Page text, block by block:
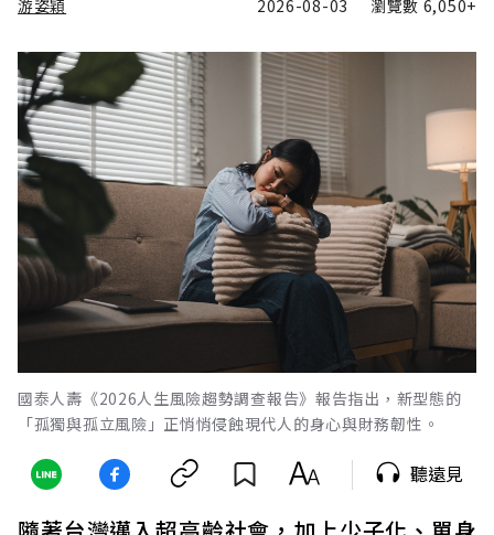
游姿穎 2026-08-03 瀏覽數 6,050+
國泰人壽《2026人生風險趨勢調查報告》報告指出，新型態的
「孤獨與孤立風險」正悄悄侵蝕現代人的身心與財務韌性。
聽遠見